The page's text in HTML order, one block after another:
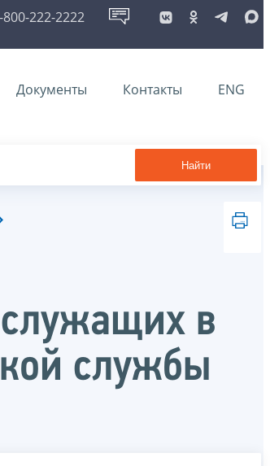
800-222-2222
Документы Контакты ENG
Найти
в
службы